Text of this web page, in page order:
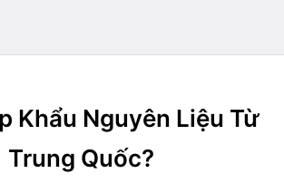
Khẩu Nguyên Liệu Từ
Trung Quốc?